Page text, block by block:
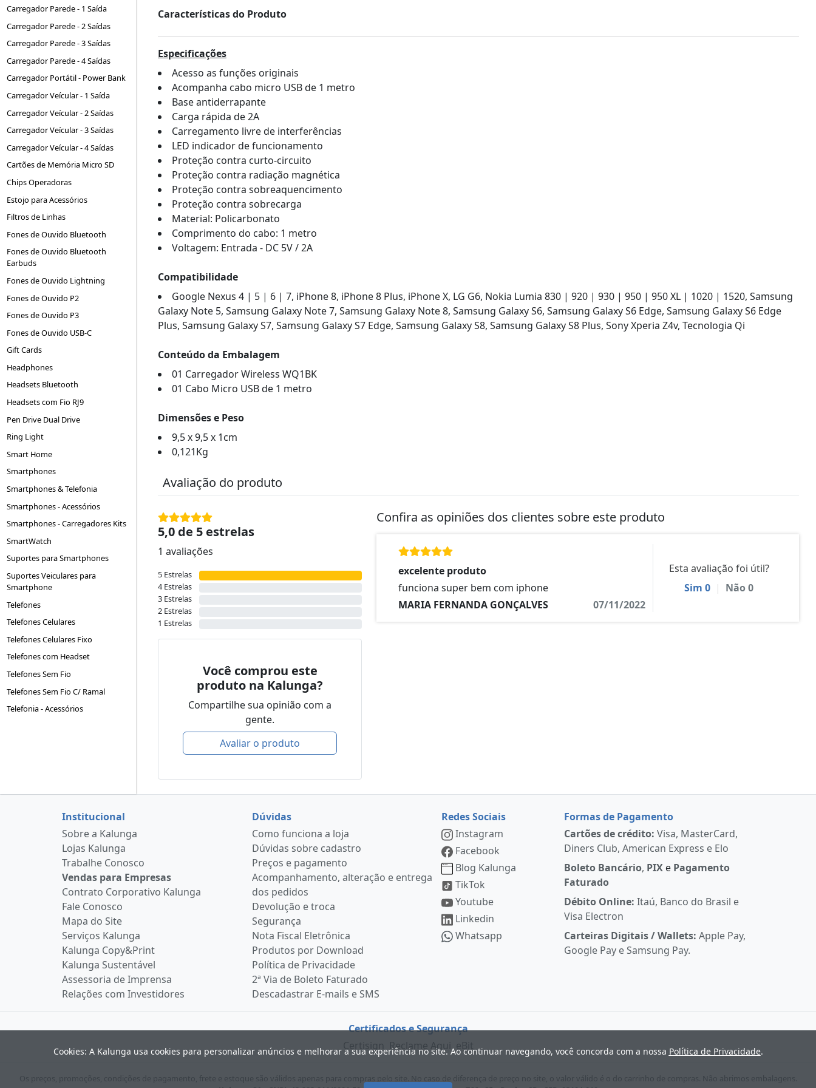
Carregador Parede - 1 Saída
Carregador Parede - 2 Saídas
Carregador Parede - 3 Saídas
Carregador Parede - 4 Saídas
Carregador Portátil - Power Bank
Carregador Veícular - 1 Saída
Carregador Veícular - 2 Saídas
Carregador Veícular - 3 Saídas
Carregador Veícular - 4 Saídas
Cartões de Memória Micro SD
Chips Operadoras
Estojo para Acessórios
Filtros de Linhas
Fones de Ouvido Bluetooth
Fones de Ouvido Bluetooth
Earbuds
Fones de Ouvido Lightning
Fones de Ouvido P2
Fones de Ouvido P3
Fones de Ouvido USB-C
Gift Cards
Headphones
Headsets Bluetooth
Headsets com Fio RJ9
Pen Drive Dual Drive
Ring Light
Smart Home
Smartphones
Smartphones & Telefonia
Smartphones - Acessórios
Smartphones - Carregadores Kits
SmartWatch
Suportes para Smartphones
Suportes Veiculares para
Smartphone
Telefones
Telefones Celulares
Telefones Celulares Fixo
Telefones com Headset
Telefones Sem Fio
Telefones Sem Fio C/ Ramal
Telefonia - Acessórios
Características do Produto
Especificações
Acesso as funções originais
Acompanha cabo micro USB de 1 metro
Base antiderrapante
Carga rápida de 2A
Carregamento livre de interferências
LED indicador de funcionamento
Proteção contra curto-circuito
Proteção contra radiação magnética
Proteção contra sobreaquencimento
Proteção contra sobrecarga
Material: Policarbonato
Comprimento do cabo: 1 metro
Voltagem: Entrada - DC 5V / 2A
Compatibilidade
Google Nexus 4 | 5 | 6 | 7, iPhone 8, iPhone 8 Plus, iPhone X, LG G6, Nokia Lumia 830 | 920 | 930 | 950 | 950 XL | 1020 | 1520, Samsung
Galaxy Note 5, Samsung Galaxy Note 7, Samsung Galaxy Note 8, Samsung Galaxy S6, Samsung Galaxy S6 Edge, Samsung Galaxy S6 Edge
Plus, Samsung Galaxy S7, Samsung Galaxy S7 Edge, Samsung Galaxy S8, Samsung Galaxy S8 Plus, Sony Xperia Z4v, Tecnologia Qi
Conteúdo da Embalagem
01 Carregador Wireless WQ1BK
01 Cabo Micro USB de 1 metro
Dimensões e Peso
9,5 x 9,5 x 1cm
0,121Kg
Avaliação do produto
5,0 de 5 estrelas
1 avaliações
5 Estrelas
4 Estrelas
3 Estrelas
2 Estrelas
1 Estrelas
Você comprou este
produto na Kalunga?
Compartilhe sua opinião com a
gente.
Avaliar o produto
Confira as opiniões dos clientes sobre este produto
excelente produto
funciona super bem com iphone
MARIA FERNANDA GONÇALVES
07/11/2022
Esta avaliação foi útil?
Sim 0 | Não0
Institucional
Sobre a Kalunga
Lojas Kalunga
Trabalhe Conosco
Vendas para Empresas
Contrato Corporativo Kalunga
Fale Conosco
Mapa do Site
Serviços Kalunga
Kalunga Copy&Print
Kalunga Sustentável
Assessoria de Imprensa
Relações com Investidores
Dúvidas
Como funciona a loja
Dúvidas sobre cadastro
Preços e pagamento
Acompanhamento, alteração e entrega
dos pedidos
Devolução e troca
Segurança
Nota Fiscal Eletrônica
Produtos por Download
Política de Privacidade
2ª Via de Boleto Faturado
Descadastrar E-mails e SMS
Redes Sociais
Instagram
Facebook
Blog Kalunga
TikTok
Youtube
Linkedin
Whatsapp
Formas de Pagamento
Cartões de crédito: Visa, MasterCard,
Diners Club, American Express e Elo
Boleto Bancário, PIX e Pagamento
Faturado
Débito Online: Itaú, Banco do Brasil e
Visa Electron
Carteiras Digitais / Wallets:Apple Pay,
Google Pay e Samsung Pay.
Certificados e Segurança
Certisign Reclame Aqui eBit
Os preços, promoções, condições de pagamento, frete e estoque são válidos apenas para compras pelo site. No caso de diferença de preço no site, o valor válido é o do carrinho de compras. Não abrimos embalagens.
Cookies: A Kalunga usa cookies para personalizar anúncios e melhorar a sua experiência no site. Ao continuar navegando, você concorda com a nossa Política de Privacidade.